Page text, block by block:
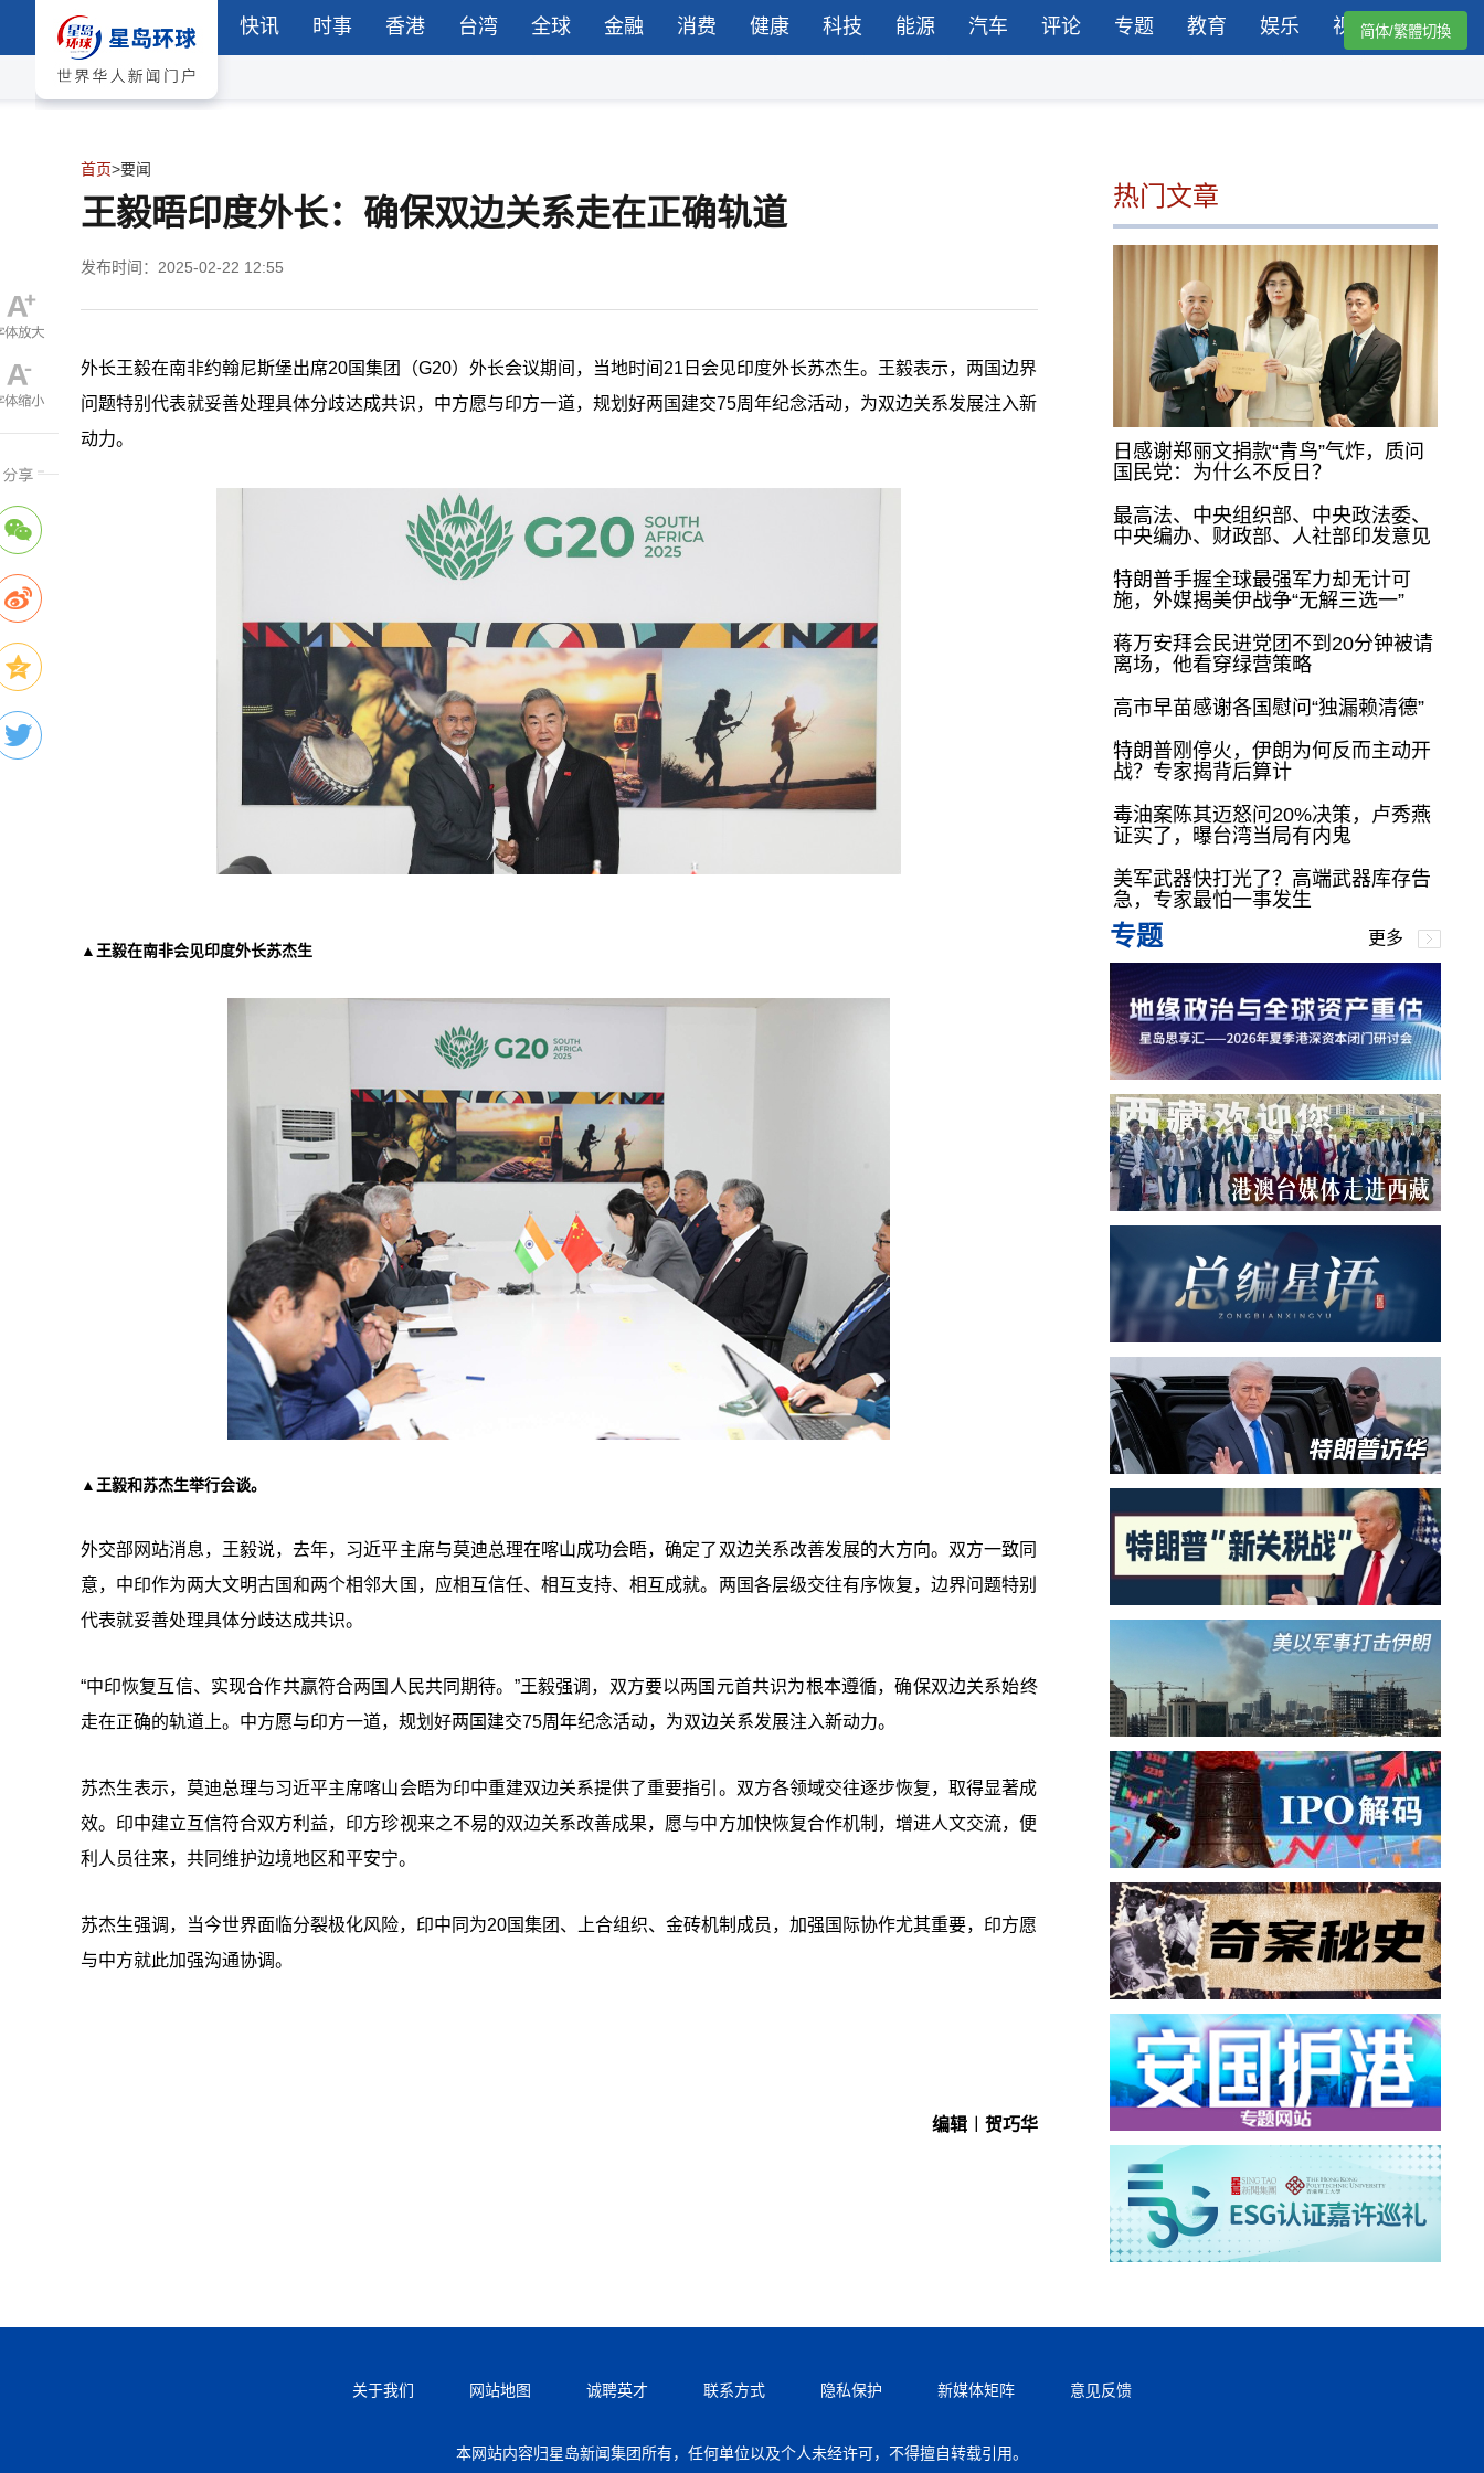
快讯 时事 香港 台湾 全球 金融 消费 健康 科技 能源 汽车 评论 专题 教育 娱乐 视频简体/繁體切換
首页>要闻
王毅晤印度外长：确保双边关系走在正确轨道
发布时间：2025-02-22 12:55
外长王毅在南非约翰尼斯堡出席20国集团（G20）外长会议期间，当地时间21日会见印度外长苏杰生。王毅表示，两国边界
问题特别代表就妥善处理具体分歧达成共识，中方愿与印方一道，规划好两国建交75周年纪念活动，为双边关系发展注入新
动力。
▲王毅在南非会见印度外长苏杰生
▲王毅和苏杰生举行会谈。
外交部网站消息，王毅说，去年，习近平主席与莫迪总理在喀山成功会晤，确定了双边关系改善发展的大方向。双方一致同
意，中印作为两大文明古国和两个相邻大国，应相互信任、相互支持、相互成就。两国各层级交往有序恢复，边界问题特别
代表就妥善处理具体分歧达成共识。
“中印恢复互信、实现合作共赢符合两国人民共同期待。”王毅强调，双方要以两国元首共识为根本遵循，确保双边关系始终
走在正确的轨道上。中方愿与印方一道，规划好两国建交75周年纪念活动，为双边关系发展注入新动力。
苏杰生表示，莫迪总理与习近平主席喀山会晤为印中重建双边关系提供了重要指引。双方各领域交往逐步恢复，取得显著成
效。印中建立互信符合双方利益，印方珍视来之不易的双边关系改善成果，愿与中方加快恢复合作机制，增进人文交流，便
利人员往来，共同维护边境地区和平安宁。
苏杰生强调，当今世界面临分裂极化风险，印中同为20国集团、上合组织、金砖机制成员，加强国际协作尤其重要，印方愿
与中方就此加强沟通协调。
编辑︱贺巧华
热门文章
日感谢郑丽文捐款“青鸟”气炸，质问
国民党：为什么不反日？
最高法、中央组织部、中央政法委、
中央编办、财政部、人社部印发意见
特朗普手握全球最强军力却无计可
施，外媒揭美伊战争“无解三选一”
蒋万安拜会民进党团不到20分钟被请
离场，他看穿绿营策略
高市早苗感谢各国慰问“独漏赖清德”
特朗普刚停火，伊朗为何反而主动开
战？专家揭背后算计
毒油案陈其迈怒问20%决策，卢秀燕
证实了，曝台湾当局有内鬼
美军武器快打光了？高端武器库存告
急，专家最怕一事发生
专题 更多
关于我们 网站地图 诚聘英才 联系方式 隐私保护 新媒体矩阵 意见反馈
本网站内容归星岛新闻集团所有，任何单位以及个人未经许可，不得擅自转载引用。